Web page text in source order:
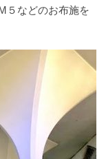
５などのお布施を